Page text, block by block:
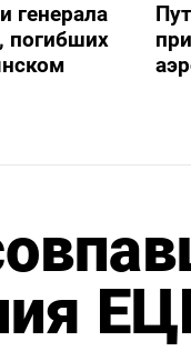
генерала
погибших